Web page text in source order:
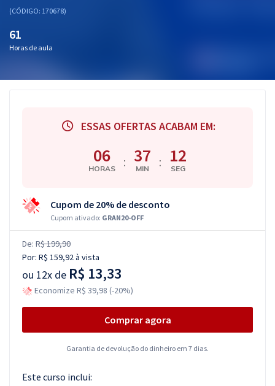
(CÓDIGO: 170678)
61
Horas de aula
ESSAS OFERTAS ACABAM EM:
06
HORAS : 37
MIN : 11
SEG
Cupom de 20% de desconto
Cupom ativado: GRAN20-OFF
De: R$ 199,90
Por: R$ 159,92à vista
ou 12x de R$ 13,33
Economize R$ 39,98 (-20%)
Comprar agora
Garantia de devolução do dinheiro em 7 dias.
Este curso inclui: